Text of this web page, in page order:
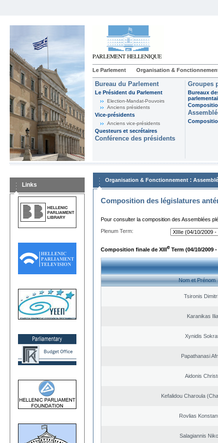
Le Parlement Organisation &
Bureau du Parlement
Le Président du Parlement
Election-Mandat-Pouvoirs
Anciens présidents
Vice-présidents
Anciens vice-présidents
Questeurs et secrétaires
Conférence des présidents
Groupes
Bureaux
Links
Organisation & Fonctionnement :
Composition des législatures
Pour consulter la composition des Assemblées
Plenum Term:
Composition finale de XIIIe Term (04/10/2009 -
Nom et Prénom
Tsironis
Karanikas
Xynidis
Papathanasi
Aidonis
Kefalidou Charoula
Rovlias
Salagiannis